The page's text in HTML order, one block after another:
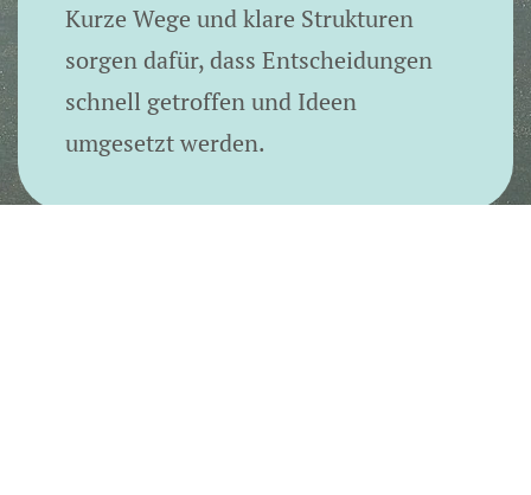
Kurze Wege und klare Strukturen
sorgen dafür, dass Entscheidungen
schnell getroffen und Ideen
umgesetzt werden.